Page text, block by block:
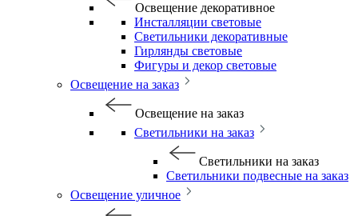
Освещение декоративное
Инсталляции световые
Светильники декоративные
Гирлянды световые
Фигуры и декор световые
Освещение на заказ
Освещение на заказ
Светильники на заказ
Светильники на заказ
Светильники подвесные на заказ
Освещение уличное